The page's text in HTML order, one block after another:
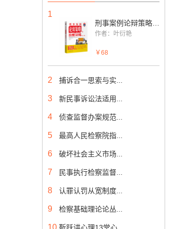
1
作者：叶衍艳
￥68
2 捕诉合一思索与实...
3 新民事诉讼法适用...
4 侦查监督办案规范...
5 最高人民检察院指...
6 破坏社会主义市场...
7 民事执行检察监督...
8 认罪认罚从宽制度...
9 检察基础理论论丛...
10